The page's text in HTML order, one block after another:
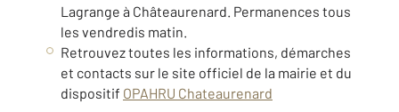
Lagrange à Châteaurenard. Permanences tous
les vendredis matin.
Retrouvez toutes les informations, démarches
et contacts sur le site officiel de la mairie et du
dispositif OPAHRU Chateaurenard